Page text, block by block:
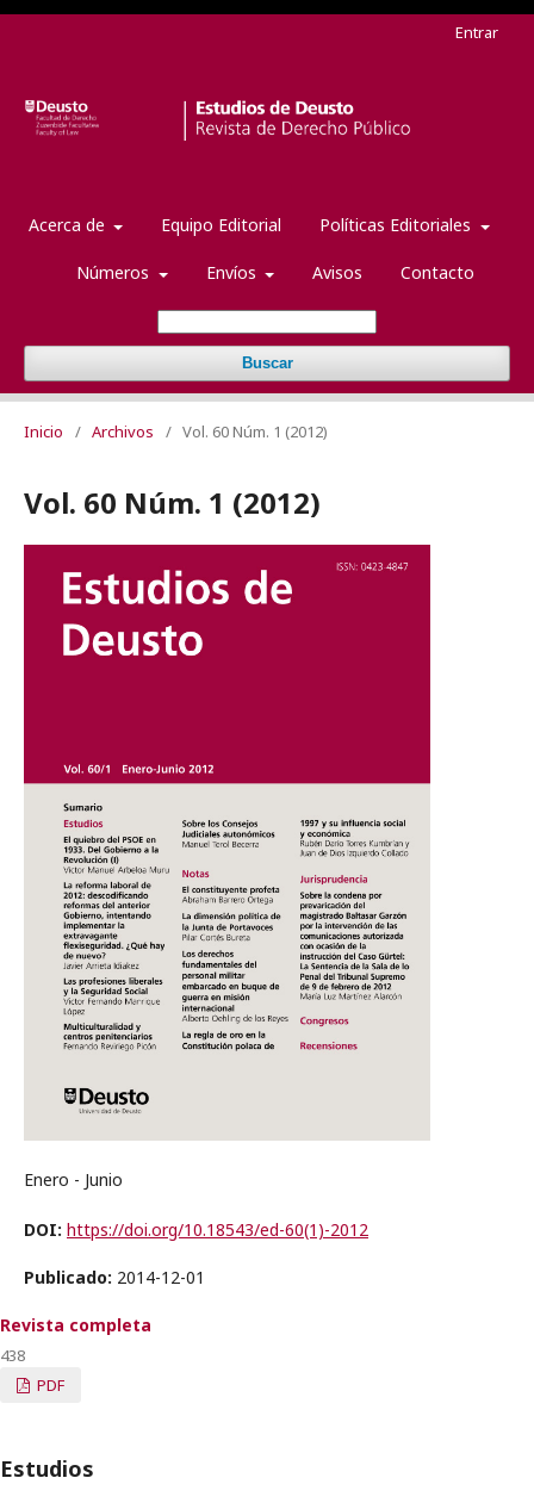
Acerca de Equipo Editorial Políticas Editoriales
Números Envíos Avisos Contacto
Buscar
Entrar
Inicio / Archivos / Vol. 60 Núm. 1 (2012)
Vol. 60 Núm. 1 (2012)
Enero - Junio
DOI: https://doi.org/10.18543/ed-60(1)-2012
Publicado: 2014-12-01
Revista completa
438
PDF
Estudios